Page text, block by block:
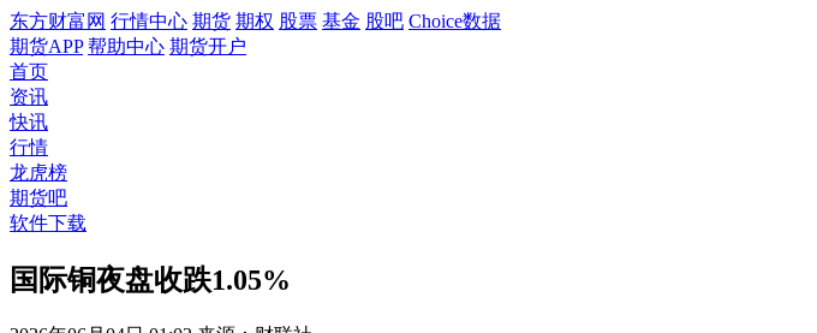
东方财富网 行情中心 期货 期权 股票 基金 股吧 Choice数据
期货APP 帮助中心 期货开户
首页
资讯
快讯
行情
龙虎榜
期货吧
软件下载
国际铜夜盘收跌1.05%